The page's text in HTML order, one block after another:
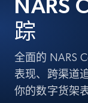
NARS
踪
全面的 NARS
表现、跨渠道
你的数字货架